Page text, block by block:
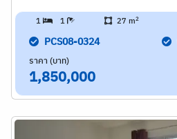
1 1 27 m2
PCS08-0324
ราคา (บาท)
1,850,000